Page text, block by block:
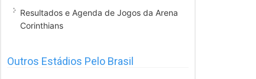
Resultados e Agenda de Jogos da Arena
Corinthians
Outros Estádios Pelo Brasil